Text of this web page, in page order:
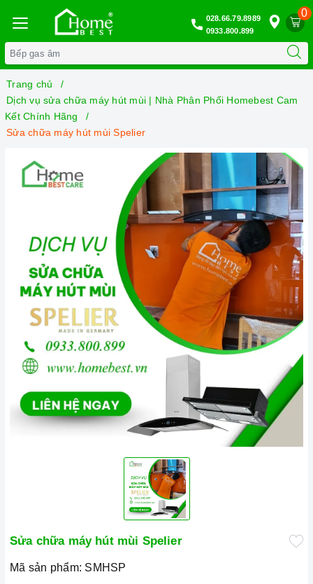
0
028.66.79.8989
0933.800.899
Trang chủ
Dịch vụ sửa chữa máy hút mùi | Nhà Phân Phối Homebest Cam
Kết Chính Hãng
Sửa chữa máy hút mùi Spelier
Sửa chữa máy hút mùi Spelier
Mã sản phẩm: SMHSP